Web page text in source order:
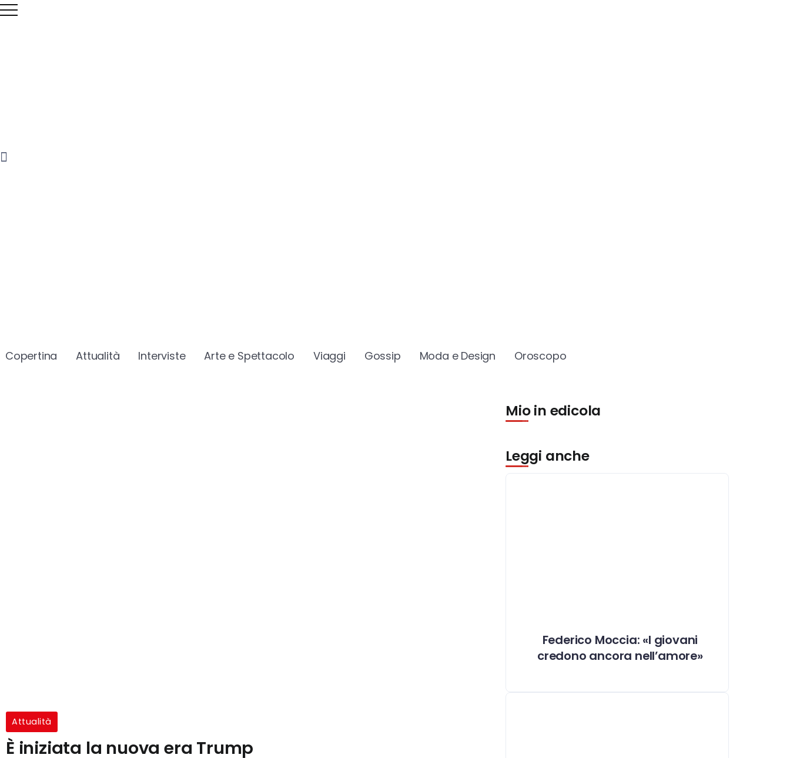
Copertina Attualità Interviste Arte e Spettacolo Viaggi Gossip Moda e Design Oroscopo
Attualità
È iniziata la nuova era Trump
Mio in edicola
Leggi anche
Federico Moccia: «I giovani
credono ancora nell’amore»